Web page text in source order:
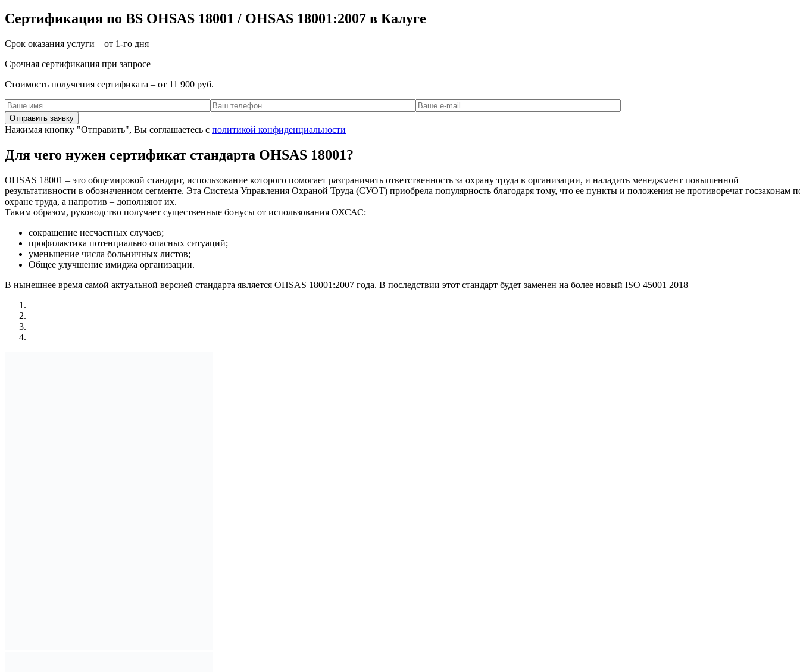
Сертификация по BS OHSAS 18001 / OHSAS 18001:2007 в Калуге
Срок оказания услуги – от 1-го дня
Срочная сертификация при запросе
Стоимость получения сертификата – от 11 900 руб.
Нажимая кнопку "Отправить", Вы соглашаетесь с политикой конфиденциальности
Для чего нужен сертификат стандарта OHSAS 18001?
OHSAS 18001 – это общемировой стандарт, использование которого помогает разграничить ответственность за охрану труда в организации, и наладить менеджмент повышенной
результативности в обозначенном сегменте. Эта Система Управления Охраной Труда (СУОТ) приобрела популярность благодаря тому, что ее пункты и положения не противоречат госзаконам
охране труда, а напротив – дополняют их.
Таким образом, руководство получает существенные бонусы от использования ОХСАС:
сокращение несчастных случаев;
профилактика потенциально опасных ситуаций;
уменьшение числа больничных листов;
Общее улучшение имиджа организации.
В нынешнее время самой актуальной версией стандарта является OHSAS 18001:2007 года. В последствии этот стандарт будет заменен на более новый ISO 45001 2018